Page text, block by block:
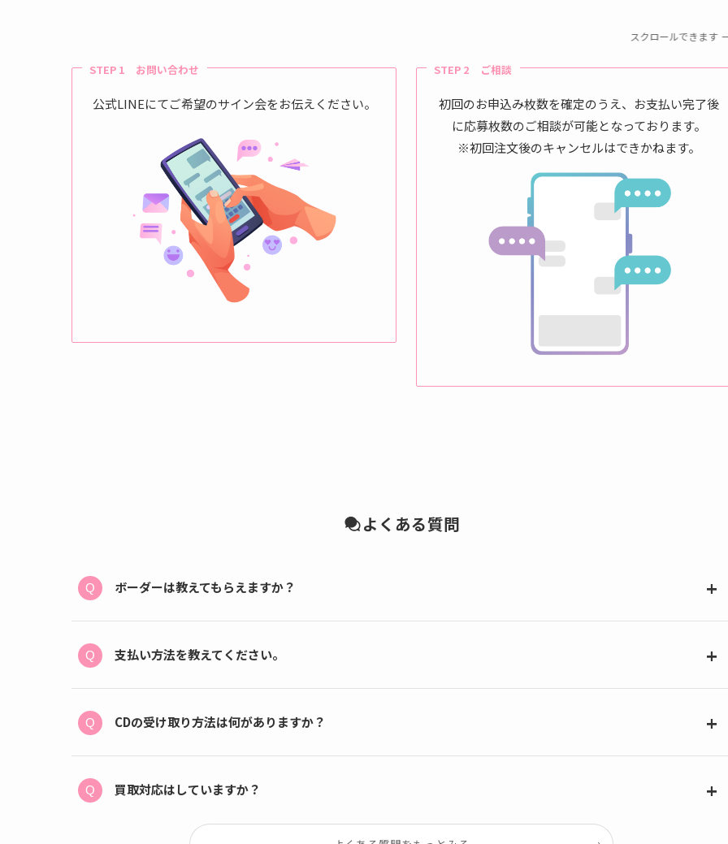
スクロールできます
STEP 1 お問い合わせ
公式LINEにてご希望のサイン会をお伝えください。
STEP 2 ご相談
初回のお申込み枚数を確定のうえ、お支払い完了後
に応募枚数のご相談が可能となっております。
※初回注文後のキャンセルはできかねます。
よくある質問
ボーダーは教えてもらえますか？
支払い方法を教えてください。
CDの受け取り方法は何がありますか？
買取対応はしていますか？